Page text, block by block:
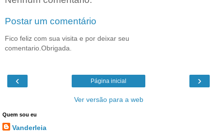
Postar um comentário
Fico feliz com sua visita e por deixar seu
comentario.Obrigada.
‹ ›
Página inicial
Ver versão para a web
Quem sou eu
Vanderleia